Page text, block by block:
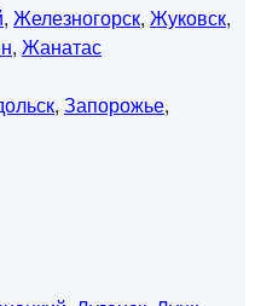
, Железногорск, Жуковск,
, Жанатас
, Запорожье,